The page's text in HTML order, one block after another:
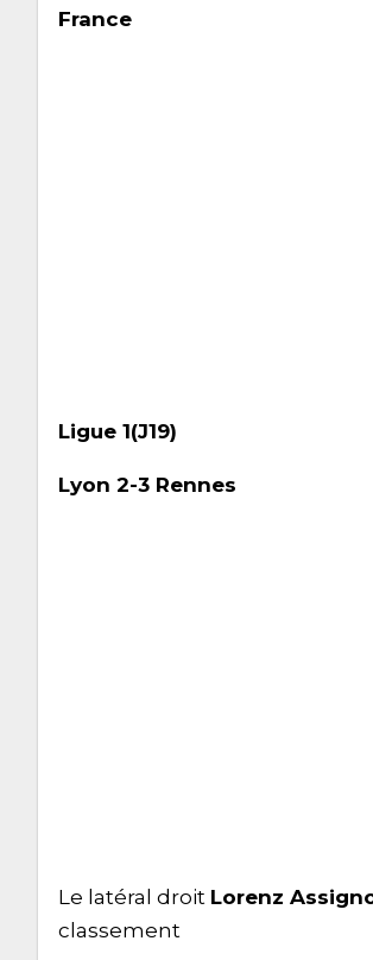
France
Ligue 1(J19)
Lyon 2-3 Rennes
Le latéral droit Lorenz
classement